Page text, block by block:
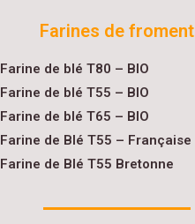
Farines de froment
Farine de blé T80 – BIO
Farine de blé T55 – BIO
Farine de blé T65 – BIO
Farine de Blé T55 – Française
Farine de Blé T55 Bretonne